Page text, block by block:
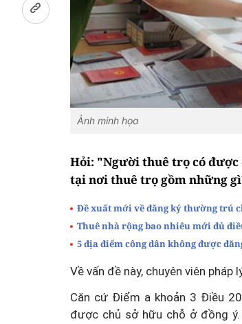
Ảnh minh họa
Hỏi: "Người thuê trọ có
tại nơi thuê trọ gồm những
Đề xuất mới về đăng ký thường trú
Thuê nhà rộng bao nhiêu mới đủ
5 địa điểm công dân không được
Về vấn đề này, chuyên viên pháp
Căn cứ Điểm a khoản 3 Điều
được chủ sở hữu chỗ ở đồng